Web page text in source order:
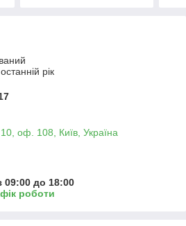
рік
оф. 108, Київ, Україна
09:00 до 18:00
роботи